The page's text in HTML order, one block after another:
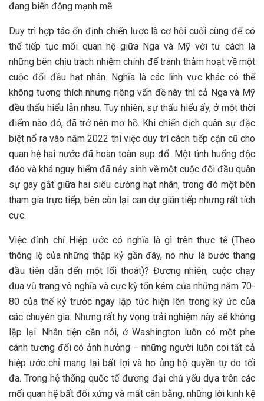
đang biến động mạnh mẽ.
Duy trì hợp tác ổn định chiến lược là cơ hội cuối cùng để có
thể tiếp tục mối quan hệ giữa Nga và Mỹ với tư cách là
những bên chịu trách nhiệm chính để tránh thảm hoạt về một
cuộc đối đầu hạt nhân. Nghĩa là các lĩnh vực khác có thể
không tương thích nhưng riêng vấn đề này thì cả Nga và Mỹ
đều thấu hiểu lẫn nhau. Tuy nhiên, sự thấu hiểu ấy, ở một thời
điểm nào đó, đã trở nên mơ hồ. Khi chiến dịch quân sự đặc
biệt nổ ra vào năm 2022 thì việc duy trì cách tiếp cận cũ cho
quan hệ hai nước đã hoàn toàn sụp đổ. Một tình huống độc
đáo và khá nguy hiểm đã nảy sinh về một cuộc đối đầu quân
sự gay gắt giữa hai siêu cường hạt nhân, trong đó một bên
tham gia trực tiếp, bên còn lại can dự gián tiếp nhưng rất tích
cực.
Việc đình chỉ Hiệp ước có nghĩa là gì trên thực tế (Theo
thông lệ của những thập kỷ gần đây, nó như là bước thang
đầu tiên dẫn đến một lối thoát)? Đương nhiên, cuộc chạy
đua vũ trang vô nghĩa và cực kỳ tốn kém của những năm 70-
80 của thế kỷ trước ngay lập tức hiện lên trong ký ức của
các chuyên gia. Nhưng rất hy vọng trải nghiệm này sẽ không
lặp lại. Nhân tiện cần nói, ở Washington luôn có một phe
cánh tương đối có ảnh hưởng – những người luôn coi tất cả
hiệp ước chỉ mang lại bất lợi và họ ủng hộ quyền tự do tối
đa. Trong hệ thống quốc tế đương đại chủ yếu dựa trên các
mối quan hệ bất đối xứng và mất cân bằng, những lời kinh kệ